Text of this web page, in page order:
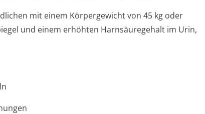
mit einem Körpergewicht von 45 kg oder
und einem erhöhten Harnsäuregehalt im Urin,